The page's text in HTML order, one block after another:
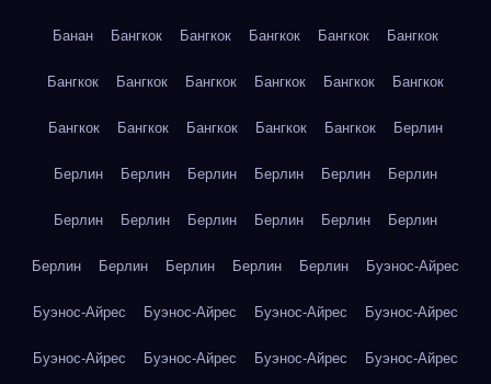
Банан Бангкок Бангкок Бангкок Бангкок Бангкок
Бангкок Бангкок Бангкок Бангкок Бангкок Бангкок
Бангкок Бангкок Бангкок Бангкок Бангкок Берлин
Берлин Берлин Берлин Берлин Берлин Берлин
Берлин Берлин Берлин Берлин Берлин Берлин
Берлин Берлин Берлин Берлин Берлин Буэнос-Айрес
Буэнос-Айрес Буэнос-Айрес Буэнос-Айрес Буэнос-Айрес
Буэнос-Айрес Буэнос-Айрес Буэнос-Айрес Буэнос-Айрес